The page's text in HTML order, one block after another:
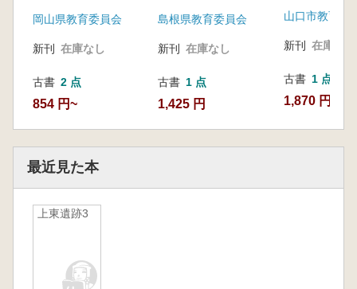
岡山県教育委員会
新刊 在庫なし
古書 2 点
854 円~
島根県教育委員会
新刊 在庫なし
古書 1 点
1,425 円
山口市教育委
新刊 在庫なし
古書 1 点
1,870 円
最近見た本
上東遺跡3